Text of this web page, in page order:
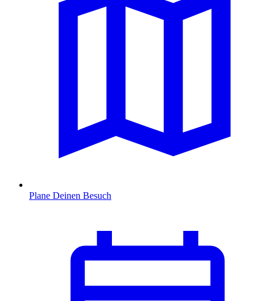
Plane Deinen Besuch